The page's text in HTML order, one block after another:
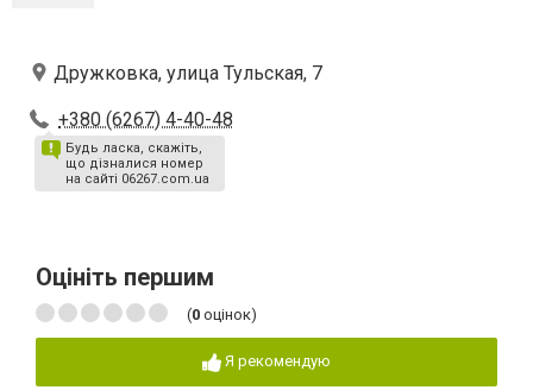
Дружковка, улица Тульская, 7
+380 (6267) 4-40-48
Будь ласка, скажіть,
що дізналися номер
на сайті 06267.com.ua
Оцініть першим
(0 оцінок)
Я рекомендую